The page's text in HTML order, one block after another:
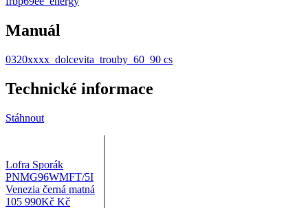
Manuál
0320xxxx_dolcevita_trouby_60_90 cs
Technické informace
Stáhnout
Lofra Sporák
PNMG96WMFT/5I
Venezia černá matná
105 990Kč Kč